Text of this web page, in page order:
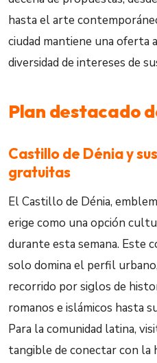
hasta el arte
ciudad mantiene una oferta
diversidad de intereses de
Plan destacado
Castillo de Dénia y
gratuitas
El Castillo de Dénia,
erige como una opción
durante esta semana. Este
solo domina el perfil
recorrido por siglos de
romanos e islámicos hasta
Para la comunidad latina,
tangible de conectar con la